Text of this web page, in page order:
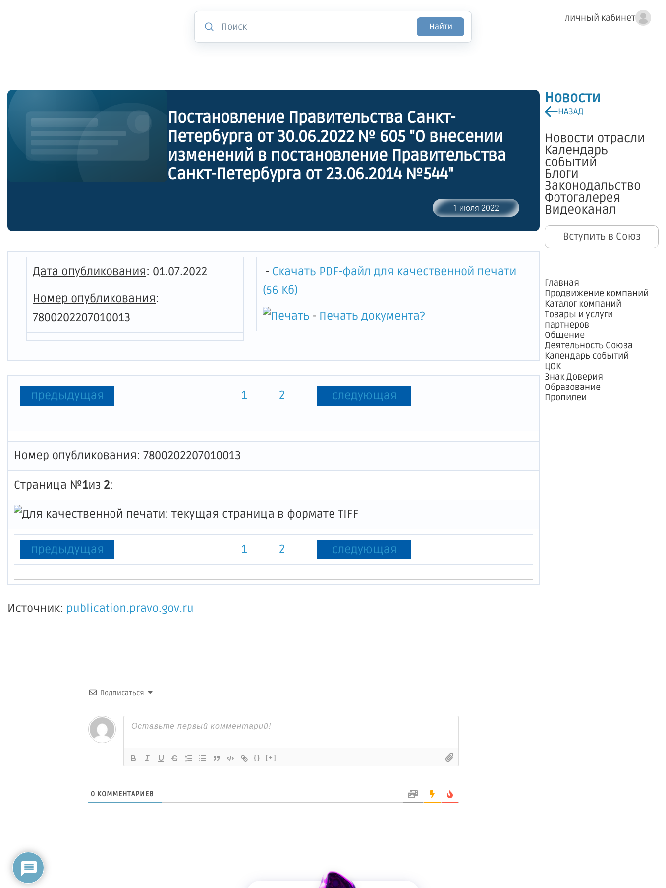
личный кабинет
Найти
Новости
НАЗАД
Новости отрасли
Календарь
событий
Блоги
Законодальство
Фотогалерея
Видеоканал
Вступить в Союз
Главная
Продвижение компаний
Каталог компаний
Товары и услуги
партнеров
Общение
Деятельность Союза
Календарь событий
ЦОК
Знак Доверия
Образование
Пропилеи
Постановление Правительства Санкт-
Петербурга от 30.06.2022 № 605 "О внесении
изменений в постановление Правительства
Санкт-Петербурга от 23.06.2014 №544"
1 июля 2022
Дата опубликования: 01.07.2022
Номер опубликования:
7800202207010013
- Скачать PDF-файл для качественной печати
(56 Кб)
- Печать документа?
предыдущая 1 2 следующая
Номер опубликования: 7800202207010013
Страница №1из 2:
предыдущая 1 2 следующая
Источник: publication.pravo.gov.ru
Подписаться
{} [+]
0 КОММЕНТАРИЕВ